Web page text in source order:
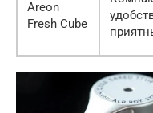
Areon
Fresh Cube